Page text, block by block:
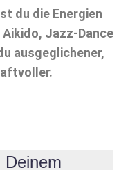
du die Energien
Aikido, Jazz-Dance
ausgeglichener,
Deinem